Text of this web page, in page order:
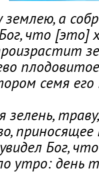
а
что [это]
семя
зелень,
Бог,
утро: день